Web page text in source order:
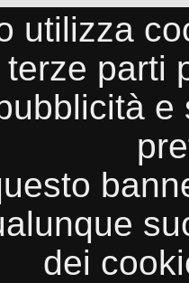
utilizza
parti
dei